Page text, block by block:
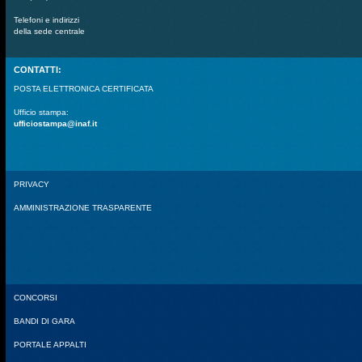
Telefoni e indirizzi
della sede centrale
CONTATTI:
POSTA ELETTRONICA CERTIFICATA
Ufficio stampa:
ufficiostampa@inaf.it
PRIVACY
AMMINISTRAZIONE TRASPARENTE
CONCORSI
BANDI DI GARA
PORTALE APPALTI